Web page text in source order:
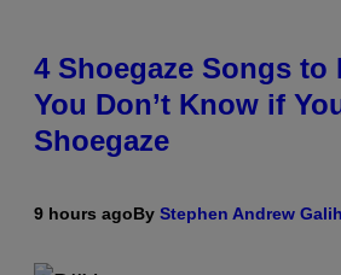
4 Shoegaze Songs
You Don’t Know if
Shoegaze
9 hours agoBy Stephen Andrew